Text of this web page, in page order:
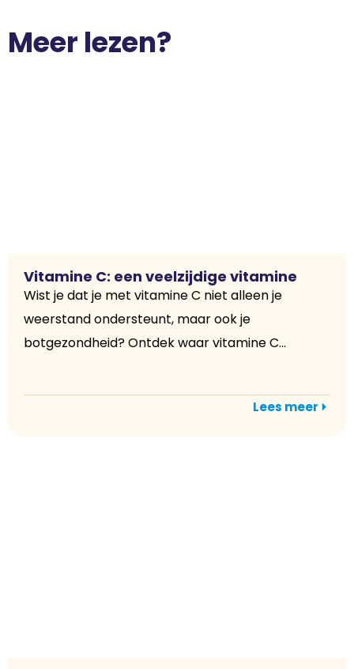
Meer lezen?
Vitamine C: een veelzijdige vitamine
Wist je dat je met vitamine C niet alleen je
weerstand ondersteunt, maar ook je
botgezondheid? Ontdek waar vitamine C...
Lees meer